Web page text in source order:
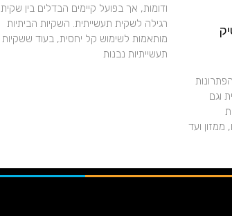
וגם
ממזון ועד
ודומות, אך בפועל קיימים הבדלים בין שקית
רגילה לשקית תעשייתית. השקיות הביתיות
מותאמות לשימוש קל יחסית, בעוד ששקיות
תעשייתיות נבנות